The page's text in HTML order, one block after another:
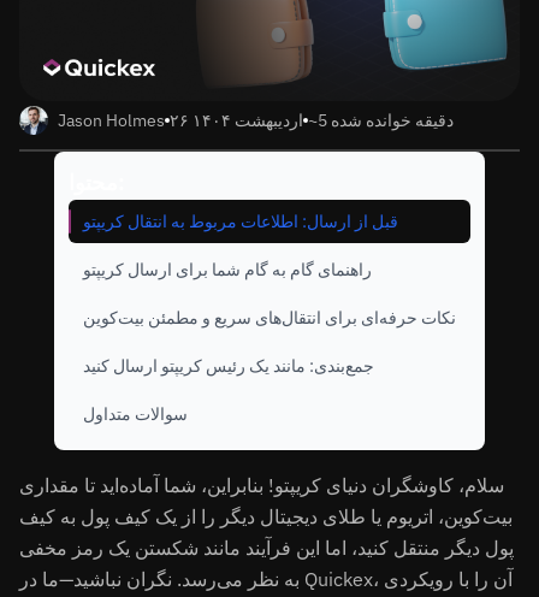
Jason Holmes ۲۶ اردیبهشت ۱۴۰۴ ~5 دقیقه خوانده شده
قبل از ارسال: اطلاعات مربوط به انتقال کریپتو
راهنمای گام به گام شما برای ارسال کریپتو
نکات حرفه‌ای برای انتقال‌های سریع و مطمئن بیت‌کوین
جمع‌بندی: مانند یک رئیس کریپتو ارسال کنید
سوالات متداول
سلام، کاوشگران دنیای کریپتو! بنابراین، شما آماده‌اید تا مقداری
بیت‌کوین، اتریوم یا طلای دیجیتال دیگر را از یک کیف پول به کیف
پول دیگر منتقل کنید، اما این فرآیند مانند شکستن یک رمز مخفی
به نظر می‌رسد. نگران نباشید—ما در Quickex، آن را با رویکردی